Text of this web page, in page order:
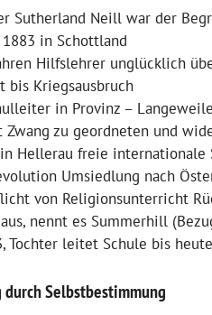
Sutherland Neill war der
1883 in Schottland
Hilfslehrer unglücklich
bis Kriegsausbruch
in Provinz –
zu geordneten und
Hellerau freie internationale
Umsiedlung nach
von Religionsunterricht
nennt es Summerhill
Tochter leitet Schule bis heute
Selbstbestimmung